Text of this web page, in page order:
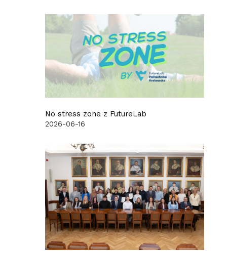
No stress zone z FutureLab
2026-06-16